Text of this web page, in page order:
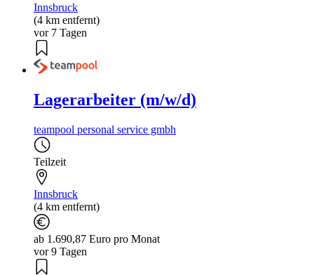
Innsbruck
(4 km entfernt)
vor 7 Tagen
Lagerarbeiter (m/w/d)
teampool personal service gmbh
Teilzeit
Innsbruck
(4 km entfernt)
ab 1.690,87 Euro pro Monat
vor 9 Tagen